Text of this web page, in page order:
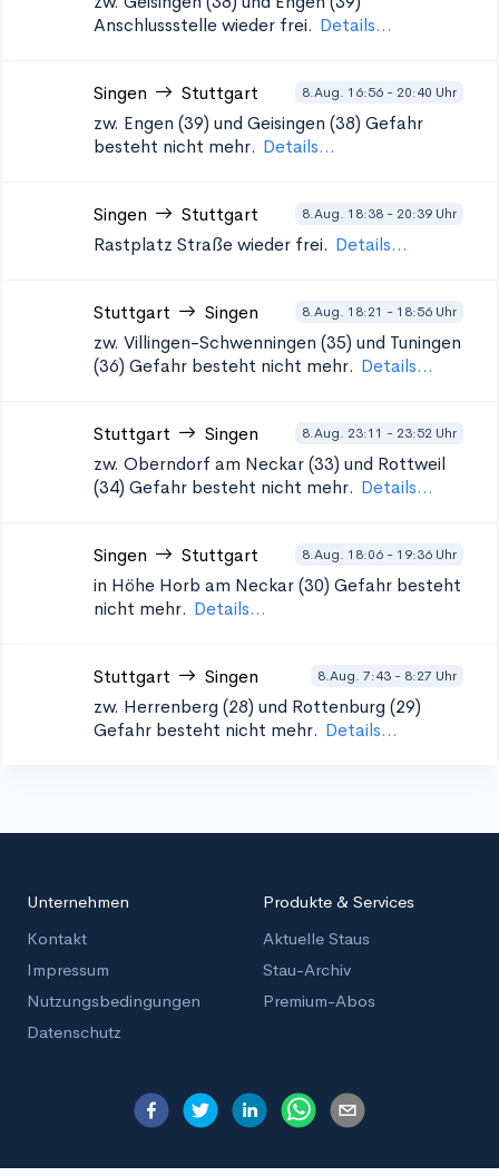
Anschlussstelle wieder frei. Details...
Singen Stuttgart 8.Aug. 16:56 - 20:40 Uhr
zw. Engen (39) und Geisingen (38) Gefahr
besteht nicht mehr. Details...
Singen Stuttgart 8.Aug. 18:38 - 20:39 Uhr
Rastplatz Straße wieder frei. Details...
Stuttgart Singen 8.Aug. 18:21 - 18:56 Uhr
zw. Villingen-Schwenningen (35) und Tuningen
(36) Gefahr besteht nicht mehr. Details...
Stuttgart Singen 8.Aug. 23:11 - 23:52 Uhr
zw. Oberndorf am Neckar (33) und Rottweil
(34) Gefahr besteht nicht mehr. Details...
Singen Stuttgart 8.Aug. 18:06 - 19:36 Uhr
in Höhe Horb am Neckar (30) Gefahr besteht
nicht mehr. Details...
Stuttgart Singen 8.Aug. 7:43 - 8:27 Uhr
zw. Herrenberg (28) und Rottenburg (29)
Gefahr besteht nicht mehr. Details...
Unternehmen
Kontakt
Impressum
Nutzungsbedingungen
Datenschutz
Produkte & Services
Aktuelle Staus
Stau-Archiv
Premium-Abos